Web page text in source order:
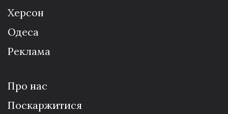
Херсон
Одеса
Реклама
Про нас
Поскаржитися